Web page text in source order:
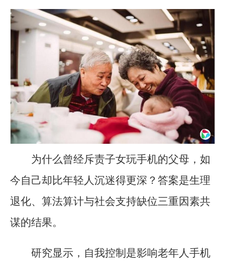
为什么曾经斥责子女玩手机的父母，如
今自己却比年轻人沉迷得更深？答案是生理
退化、算法算计与社会支持缺位三重因素共
谋的结果。
研究显示，自我控制是影响老年人手机